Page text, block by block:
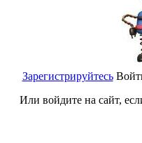
Зарегистрируйтесь
Или войдите на сайт,